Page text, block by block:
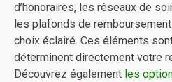
d’honoraires, les réseaux de
les plafonds de
choix éclairé. Ces éléments
déterminent directement votre
Découvrez également les